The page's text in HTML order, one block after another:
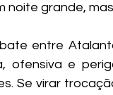
noite grande,
entre
ofensiva e
Se virar